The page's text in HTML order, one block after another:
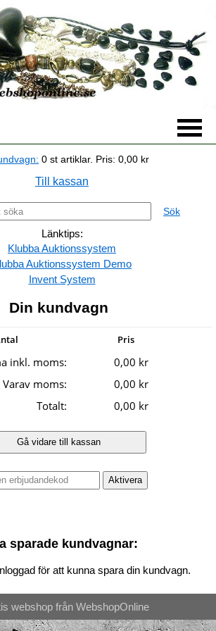
0 st artiklar. Pris: 0,00 kr
Till kassan
Sök
Länktips:
Klubba Auktionssystem
Auktionssystem Demo
Invent System
Din kundvagn
Pris
inkl. moms:
0,00 kr
Varav moms:
0,00 kr
Totalt:
0,00 kr
sparade kundvagnar:
för att kunna spara din kundvagn.
webshop från WebshopOnline